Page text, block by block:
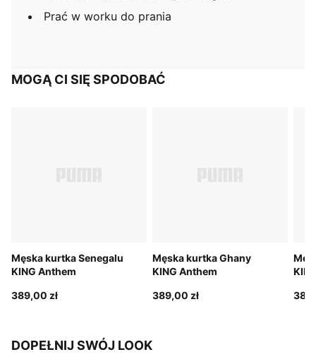
Prać w worku do prania
MOGĄ CI SIĘ SPODOBAĆ
Męska kurtka Senegalu
KING Anthem
389,00 zł
Męska kurtka Ghany
KING Anthem
389,00 zł
DOPEŁNIJ SWÓJ LOOK